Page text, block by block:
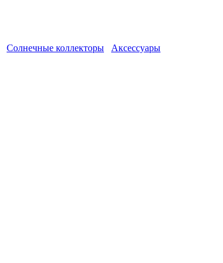
Солнечные коллекторы
Аксессуары